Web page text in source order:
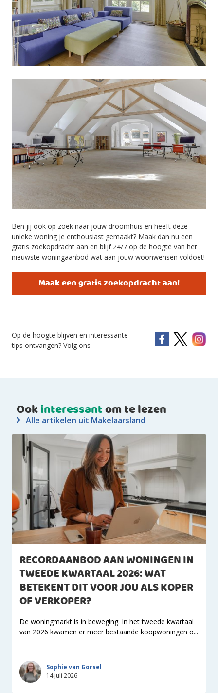
Ben jij ook op zoek naar jouw droomhuis en heeft deze
unieke woning je enthousiast gemaakt? Maak dan nu een
gratis zoekopdracht aan en blijf 24/7 op de hoogte van het
nieuwste woningaanbod wat aan jouw woonwensen voldoet!
Maak een gratis zoekopdracht aan!
Op de hoogte blijven en interessante
tips ontvangen? Volg ons!
Ookinteressantom te lezen
Alle artikelen uit Makelaarsland
RECORDAANBOD AAN WONINGEN IN
TWEEDE KWARTAAL 2026: WAT
BETEKENT DIT VOOR JOU ALS KOPER
OF VERKOPER?
De woningmarkt is in beweging. In het tweede kwartaal
van 2026 kwamen er meer bestaande koopwoningen o...
Sophie van Gorsel
14 juli 2026